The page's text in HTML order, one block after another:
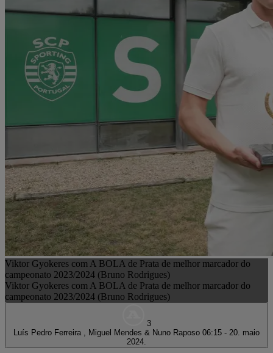
Viktor Gyokeres com A BOLA de Prata de melhor marcador do
campeonato 2023/2024 (Bruno Rodrigues)
Viktor Gyokeres com A BOLA de Prata de melhor marcador do
campeonato 2023/2024 (Bruno Rodrigues)
3
Luís Pedro Ferreira , Miguel Mendes & Nuno Raposo 06:15 - 20. maio
2024.